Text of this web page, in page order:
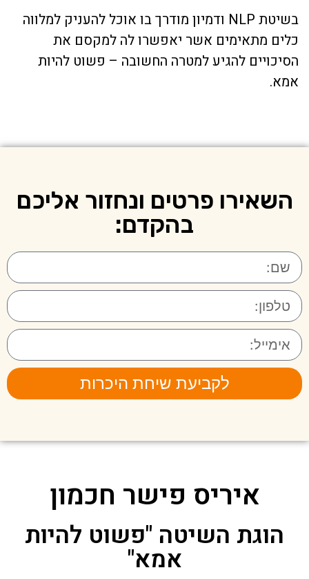
בשיטת NLP ודמיון מודרך בו אוכל להעניק למלווה
כלים מתאימים אשר יאפשרו לה למקסם את
הסיכויים להגיע למטרה החשובה – פשוט להיות
אמא.
השאירו פרטים ונחזור אליכם
בהקדם:
לקביעת שיחת היכרות
איריס פישר חכמון
הוגת השיטה "פשוט להיות
אמא"